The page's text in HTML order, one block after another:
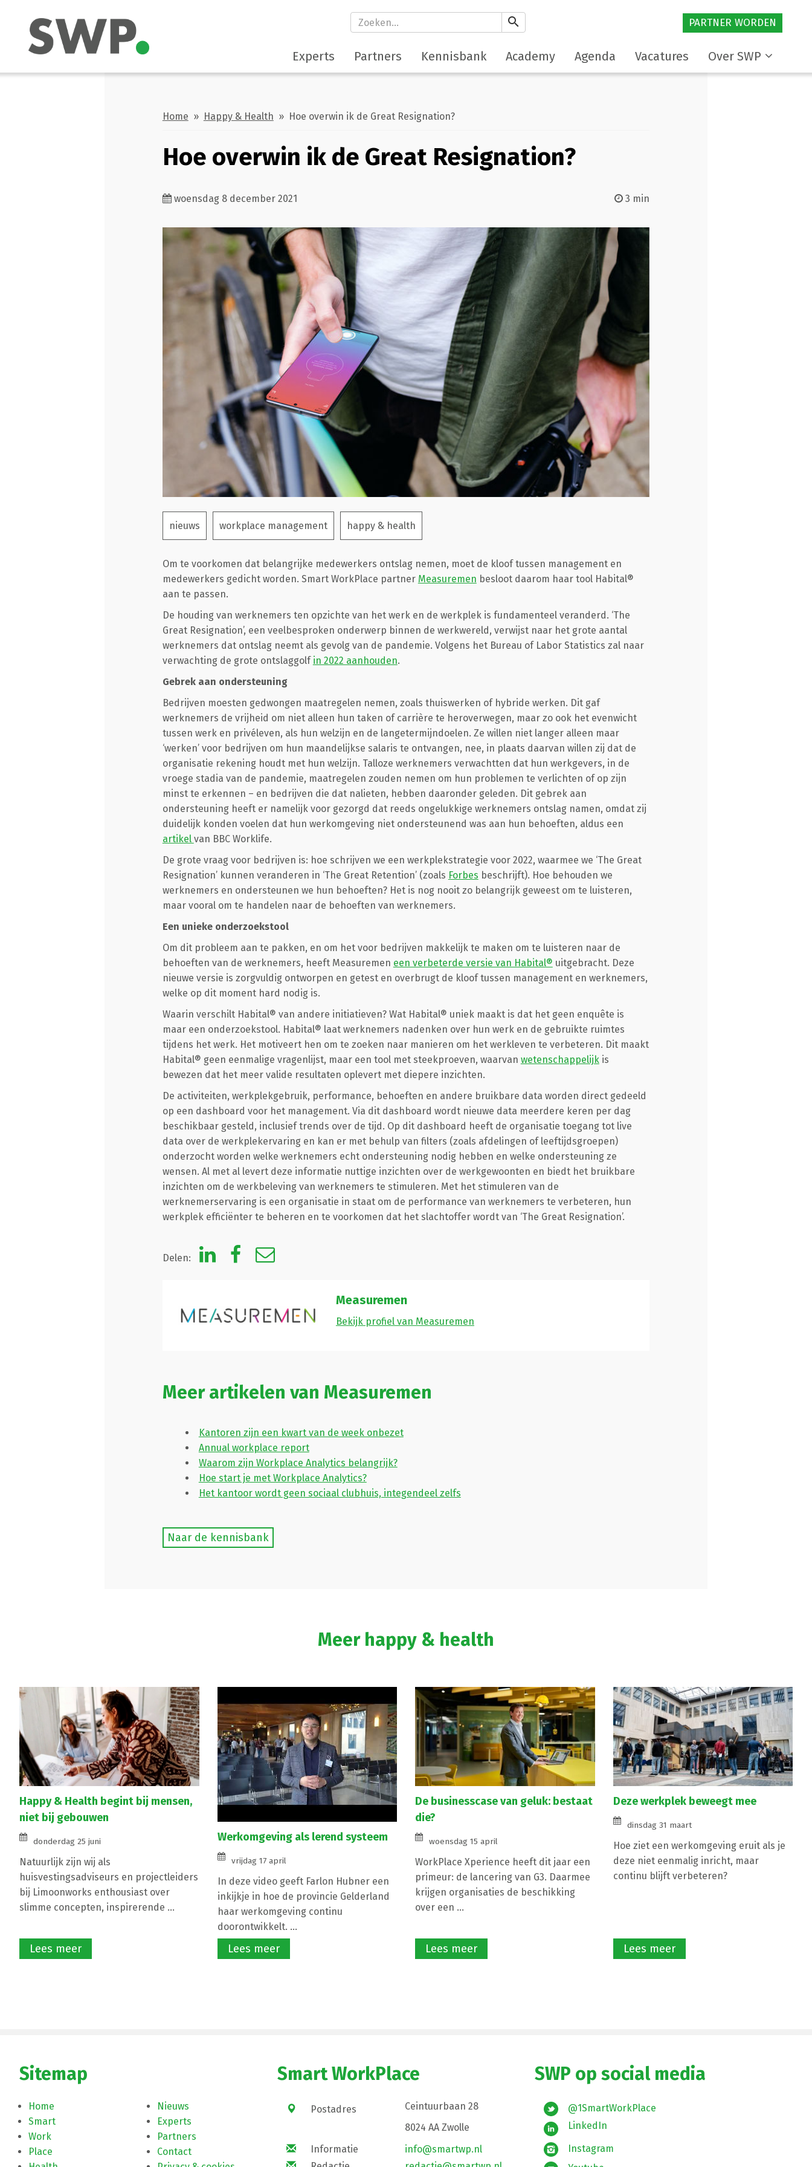
search PARTNER WORDEN
Experts Partners Kennisbank Academy Agenda Vacatures Over SWP
Home » Happy & Health » Hoe overwin ik de Great Resignation?
Hoe overwin ik de Great Resignation?
woensdag 8 december 2021 3 min
nieuws workplace management happy & health
Om te voorkomen dat belangrijke medewerkers ontslag nemen, moet de kloof tussen management en
medewerkers gedicht worden. Smart WorkPlace partner Measuremen besloot daarom haar tool Habital®
aan te passen.
De houding van werknemers ten opzichte van het werk en de werkplek is fundamenteel veranderd. ‘The
Great Resignation’, een veelbesproken onderwerp binnen de werkwereld, verwijst naar het grote aantal
werknemers dat ontslag neemt als gevolg van de pandemie. Volgens het Bureau of Labor Statistics zal naar
verwachting de grote ontslaggolf in 2022 aanhouden.
Gebrek aan ondersteuning
Bedrijven moesten gedwongen maatregelen nemen, zoals thuiswerken of hybride werken. Dit gaf
werknemers de vrijheid om niet alleen hun taken of carrière te heroverwegen, maar zo ook het evenwicht
tussen werk en privéleven, als hun welzijn en de langetermijndoelen. Ze willen niet langer alleen maar
‘werken’ voor bedrijven om hun maandelijkse salaris te ontvangen, nee, in plaats daarvan willen zij dat de
organisatie rekening houdt met hun welzijn. Talloze werknemers verwachtten dat hun werkgevers, in de
vroege stadia van de pandemie, maatregelen zouden nemen om hun problemen te verlichten of op zijn
minst te erkennen – en bedrijven die dat nalieten, hebben daaronder geleden. Dit gebrek aan
ondersteuning heeft er namelijk voor gezorgd dat reeds ongelukkige werknemers ontslag namen, omdat zij
duidelijk konden voelen dat hun werkomgeving niet ondersteunend was aan hun behoeften, aldus een
artikel van BBC Worklife.
De grote vraag voor bedrijven is: hoe schrijven we een werkplekstrategie voor 2022, waarmee we ‘The Great
Resignation’ kunnen veranderen in ‘The Great Retention’ (zoals Forbes beschrijft). Hoe behouden we
werknemers en ondersteunen we hun behoeften? Het is nog nooit zo belangrijk geweest om te luisteren,
maar vooral om te handelen naar de behoeften van werknemers.
Een unieke onderzoekstool
Om dit probleem aan te pakken, en om het voor bedrijven makkelijk te maken om te luisteren naar de
behoeften van de werknemers, heeft Measuremen een verbeterde versie van Habital® uitgebracht. Deze
nieuwe versie is zorgvuldig ontworpen en getest en overbrugt de kloof tussen management en werknemers,
welke op dit moment hard nodig is.
Waarin verschilt Habital® van andere initiatieven? Wat Habital® uniek maakt is dat het geen enquête is
maar een onderzoekstool. Habital® laat werknemers nadenken over hun werk en de gebruikte ruimtes
tijdens het werk. Het motiveert hen om te zoeken naar manieren om het werkleven te verbeteren. Dit maakt
Habital® geen eenmalige vragenlijst, maar een tool met steekproeven, waarvan wetenschappelijkis
bewezen dat het meer valide resultaten oplevert met diepere inzichten.
De activiteiten, werkplekgebruik, performance, behoeften en andere bruikbare data worden direct gedeeld
op een dashboard voor het management. Via dit dashboard wordt nieuwe data meerdere keren per dag
beschikbaar gesteld, inclusief trends over de tijd. Op dit dashboard heeft de organisatie toegang tot live
data over de werkplekervaring en kan er met behulp van filters (zoals afdelingen of leeftijdsgroepen)
onderzocht worden welke werknemers echt ondersteuning nodig hebben en welke ondersteuning ze
wensen. Al met al levert deze informatie nuttige inzichten over de werkgewoonten en biedt het bruikbare
inzichten om de werkbeleving van werknemers te stimuleren. Met het stimuleren van de
werknemerservaring is een organisatie in staat om de performance van werknemers te verbeteren, hun
werkplek efficiënter te beheren en te voorkomen dat het slachtoffer wordt van ‘The Great Resignation’.
Delen:
Measuremen
Bekijk profiel van Measuremen
Meer artikelen van Measuremen
Kantoren zijn een kwart van de week onbezet
Annual workplace report
Waarom zijn Workplace Analytics belangrijk?
Hoe start je met Workplace Analytics?
Het kantoor wordt geen sociaal clubhuis, integendeel zelfs
Naar de kennisbank
Meer happy & health
Happy & Health begint bij mensen,
niet bij gebouwen
donderdag 25 juni
Natuurlijk zijn wij als
huisvestingsadviseurs en projectleiders
bij Limoonworks enthousiast over
slimme concepten, inspirerende ...
Lees meer
Werkomgeving als lerend systeem
vrijdag 17 april
In deze video geeft Farlon Hubner een
inkijkje in hoe de provincie Gelderland
haar werkomgeving continu
doorontwikkelt. ...
Lees meer
De businesscase van geluk: bestaat
die?
woensdag 15 april
WorkPlace Xperience heeft dit jaar een
primeur: de lancering van G3. Daarmee
krijgen organisaties de beschikking
over een ...
Lees meer
Deze werkplek beweegt mee
dinsdag 31 maart
Hoe ziet een werkomgeving eruit als je
deze niet eenmalig inricht, maar
continu blijft verbeteren?
Lees meer
Sitemap
Home
Smart
Work
Place
Nieuws
Experts
Partners
Contact
Smart WorkPlace
Postadres
Ceintuurbaan 28
8024 AA Zwolle
Informatie
info@smartwp.nl
SWP op social media
@1SmartWorkPlace
LinkedIn
Instagram